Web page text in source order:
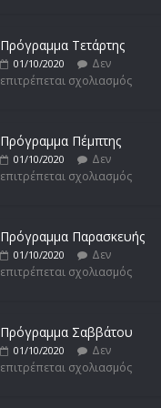
επιτρέπεται σχολιασμός
Πρόγραμμα Τετάρτης
01/10/2020
Δεν
επιτρέπεται σχολιασμός
Πρόγραμμα Πέμπτης
01/10/2020
Δεν
επιτρέπεται σχολιασμός
Πρόγραμμα Παρασκευής
01/10/2020
Δεν
επιτρέπεται σχολιασμός
Πρόγραμμα Σαββάτου
01/10/2020
Δεν
επιτρέπεται σχολιασμός